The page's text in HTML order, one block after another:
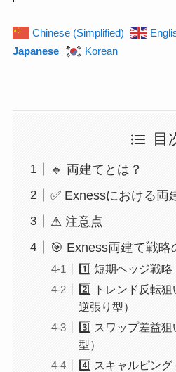
Chinese (Simplified)
Japanese
Korean
目
🔹 両建てとは？
✅ Exnessにおける両
⚠ 注意点
🎯 Exness両建て戦略
1️⃣ 短期ヘッジ戦略
2️⃣ トレンド反転
逆張り型）
3️⃣ スワップ差益
型）
4️⃣ スキャルピン